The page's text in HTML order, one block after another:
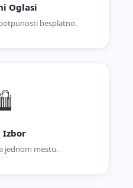
Oglasi
besplatno.
Izbor
jednom mestu.